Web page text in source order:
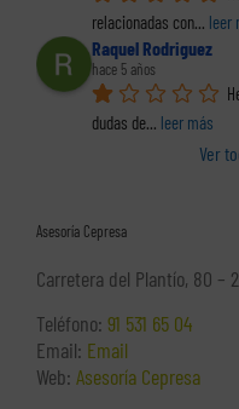
relacionadas con... leer
Raquel Rodriguez
hace 5 años
dudas de... leer más
Ver
Asesoría Cepresa
Carretera del Plantío, 80 –
Teléfono: 91 531 65 04
Email: Email
Web: Asesoría Cepresa